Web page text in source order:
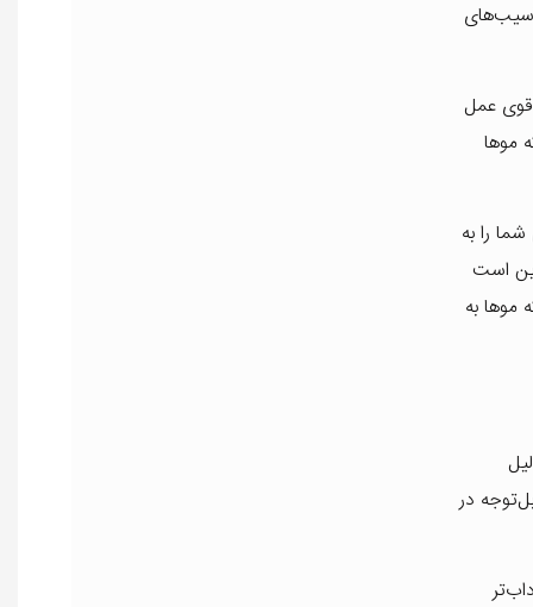
قوی عمل
موها
را به
است
موها به
در